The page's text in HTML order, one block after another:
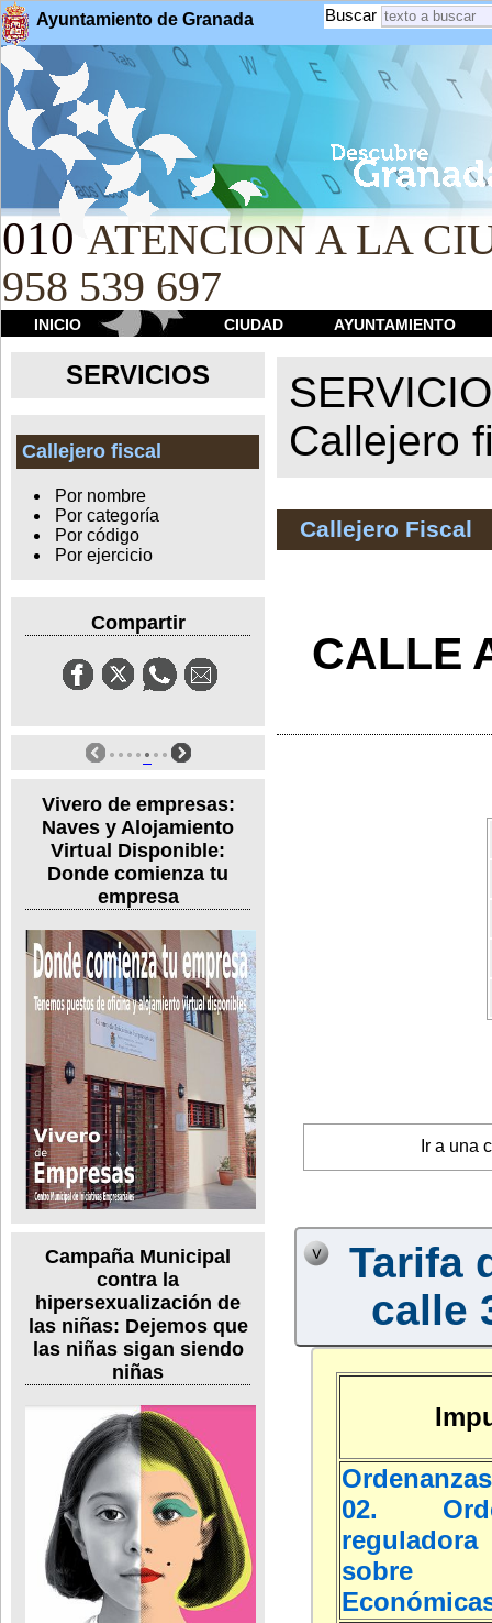
Ayuntamiento de Granada Buscar
010 ATENCION A LA
958 539 697
INICIO CIUDAD AYUNTAMIENTO
SERVICIOS
Callejero fiscal
Por nombre
Por categoría
Por código
Por ejercicio
Compartir
Vivero de empresas:
Naves y Alojamiento
Virtual Disponible:
Donde comienza tu
empresa
Campaña Municipal
contra la
hipersexualización de
las niñas: Dejemos que
las niñas sigan siendo
niñas
Callejero
Callejero Fiscal
CALLE
Ir a una
Tarifa
calle
02.
sobre